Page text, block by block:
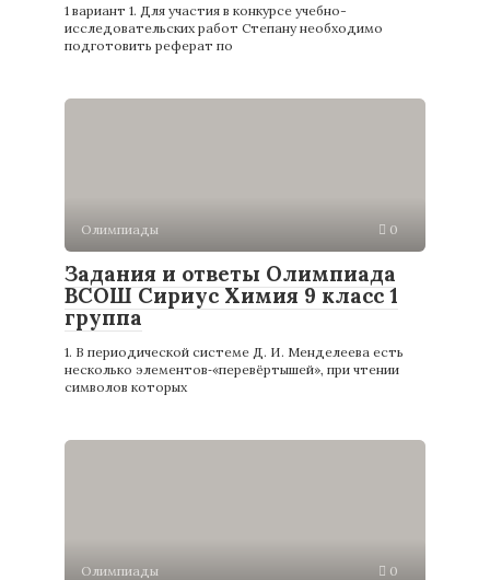
1 вариант 1. Для участия в конкурсе учебно-
исследовательских работ Степану необходимо
подготовить реферат по
Олимпиады 0
Задания и ответы Олимпиада
ВСОШ Сириус Химия 9 класс 1
группа
1. В периодической системе Д. И. Менделеева есть
несколько элементов‑«перевёртышей», при чтении
символов которых
Олимпиады 0